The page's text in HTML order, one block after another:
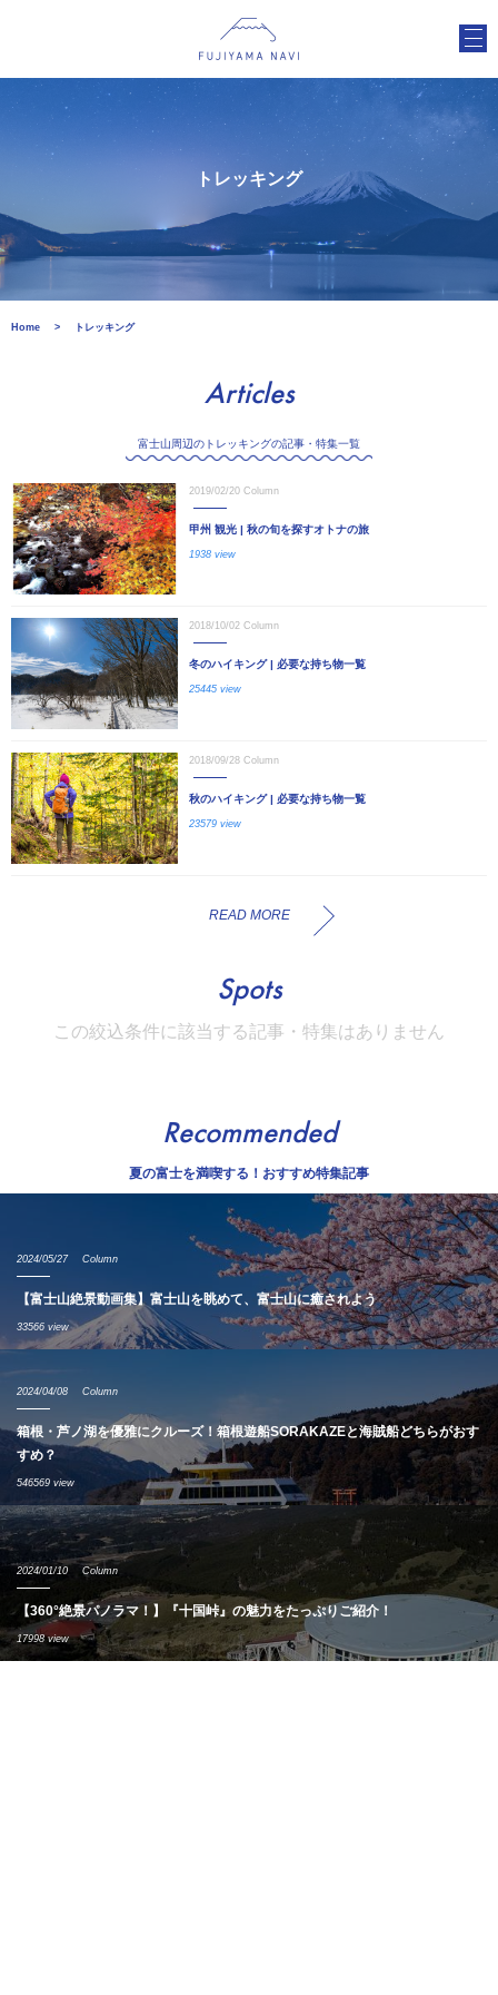
トレッキング
Home トレッキング
Articles
富士山周辺のトレッキングの記事・特集一覧
2019/02/20 Column
甲州 観光 | 秋の旬を探すオトナの旅
1938 view
2018/10/02 Column
冬のハイキング | 必要な持ち物一覧
25445 view
2018/09/28 Column
秋のハイキング | 必要な持ち物一覧
23579 view
READ MORE
Spots
この絞込条件に該当する記事・特集はありません
Recommended
夏の富士を満喫する！おすすめ特集記事
2024/05/27 Column
【富士山絶景動画集】富士山を眺めて、富士山に癒されよう
33566 view
2024/04/08 Column
箱根・芦ノ湖を優雅にクルーズ！箱根遊船SORAKAZEと海賊船どちらがおす
すめ？
546569 view
2024/01/10 Column
【360°絶景パノラマ！】『十国峠』の魅力をたっぷりご紹介！
17998 view